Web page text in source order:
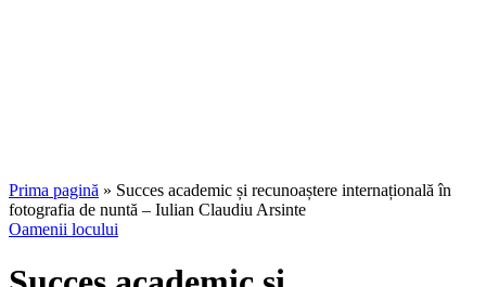
Prima pagină » Succes academic și recunoaștere internațională în
fotografia de nuntă – Iulian Claudiu Arsinte
Oamenii locului